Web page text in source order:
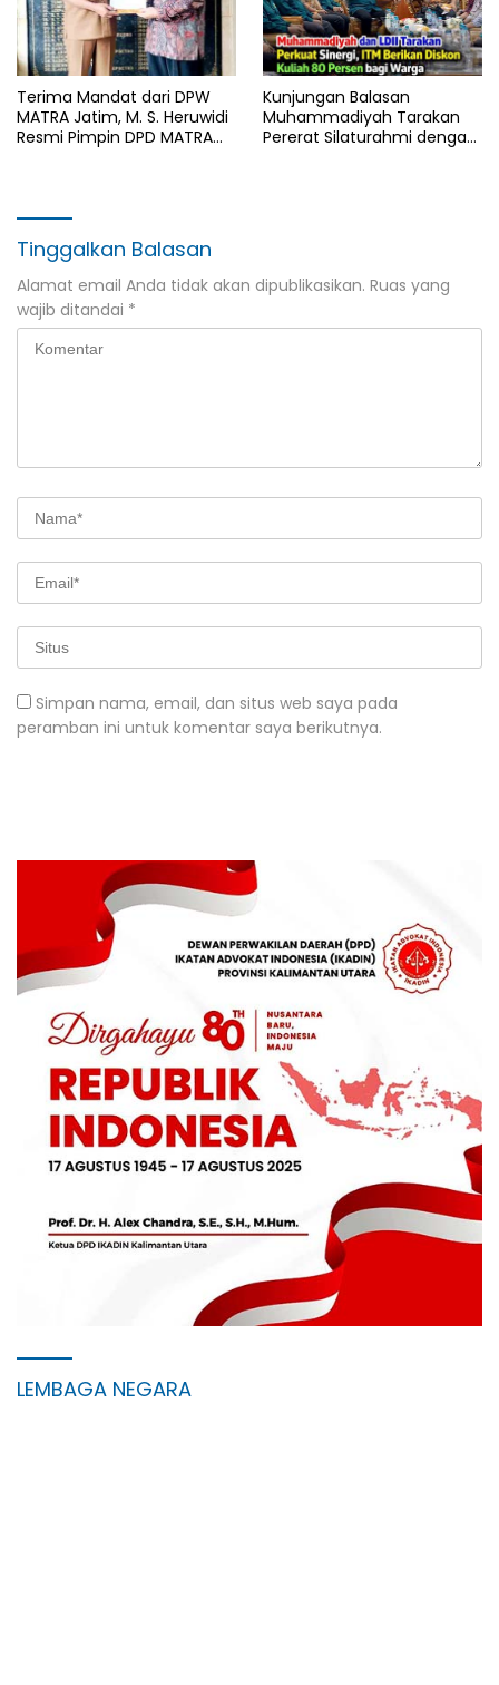
Terima Mandat dari DPW
MATRA Jatim, M. S. Heruwidi
Resmi Pimpin DPD MATRA
Kunjungan Balasan
Muhammadiyah Tarakan
Pererat Silaturahmi dengan
Tinggalkan Balasan
Alamat email Anda tidak akan dipublikasikan. Ruas yang
wajib ditandai *
Simpan nama, email, dan situs web saya pada
peramban ini untuk komentar saya berikutnya.
LEMBAGA NEGARA